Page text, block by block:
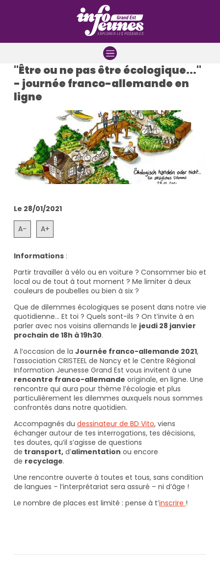
"Être ou ne pas être écologique..."
- journée franco-allemande en
ligne
Le 28/01/2021
A- A+
Informations :
Partir travailler à vélo ou en voiture ? Consommer bio et
local ou de tout à tout moment ? Me limiter à deux
couleurs de poubelles ou bien à six ?
Que de dilemmes écologiques se posent dans notre vie
quotidienne… Et toi ? Quels sont-ils ? On t’invite à en
parler avec nos voisins allemands le jeudi 28 janvier
prochain de 18h à 19h30.
A l’occasion de la Journée franco-allemande 2021,
l’association CRISTEEL de Nancy et le Centre Régional
Information Jeunesse Grand Est vous invitent à une
rencontre franco-allemande originale, en ligne. Une
rencontre qui aura pour thème l’écologie et plus
particulièrement les dilemmes auxquels nous sommes
confrontés dans notre quotidien.
Accompagnés du dessinateur de BD Vito, viens
échanger autour de tes interrogations, tes décisions,
tes doutes, qu’il s’agisse de questions
de transport, d’alimentation ou encore
de recyclage.
Une rencontre ouverte à toutes et tous, sans condition
de langues – l’interprétariat sera assuré – ni d’âge !
Le nombre de places est limité : pense à t’inscrire !